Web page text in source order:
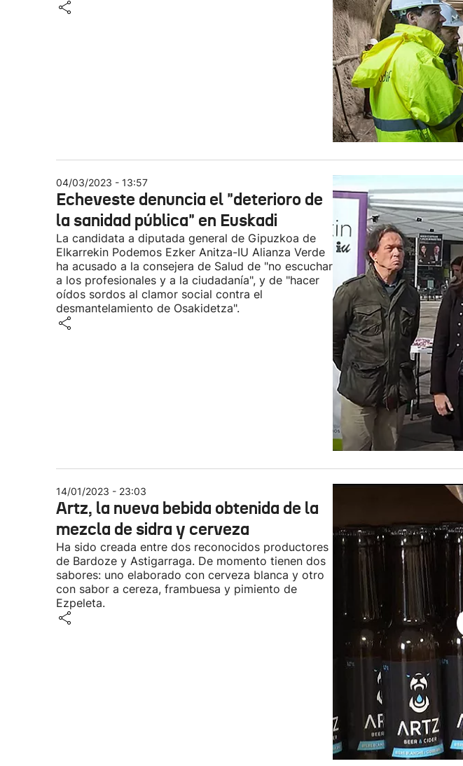
04/03/2023 - 13:57
Echeveste denuncia el "deterioro de
la sanidad pública" en Euskadi
La candidata a diputada general de Gipuzkoa de
Elkarrekin Podemos Ezker Anitza-IU Alianza Verde
ha acusado a la consejera de Salud de "no escuchar
a los profesionales y a la ciudadanía", y de "hacer
oídos sordos al clamor social contra el
desmantelamiento de Osakidetza".
14/01/2023 - 23:03
Artz, la nueva bebida obtenida de la
mezcla de sidra y cerveza
Ha sido creada entre dos reconocidos productores
de Bardoze y Astigarraga. De momento tienen dos
sabores: uno elaborado con cerveza blanca y otro
con sabor a cereza, frambuesa y pimiento de
Ezpeleta.